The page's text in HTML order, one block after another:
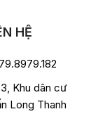
HỆ
Khu dân cư
Long Thanh